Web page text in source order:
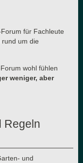
für Fachleute
um die
wohl fühlen
weniger, aber
Regeln
und